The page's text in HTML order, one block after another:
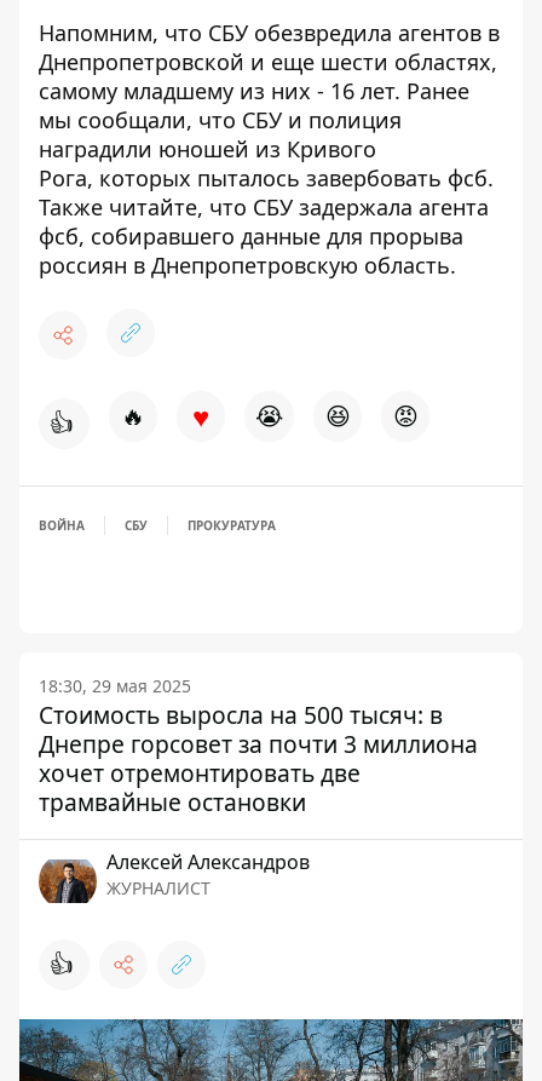
Напомним, что СБУ обезвредила агентов в
Днепропетровской и еще шести областях,
самому младшему из них - 16 лет. Ранее
мы сообщали, что СБУ и полиция
наградили юношей из Кривого
Рога, которых пыталось завербовать фсб.
Также читайте, что СБУ задержала агента
фсб, собиравшего данные для прорыва
россиян в Днепропетровскую область.
👍 🔥 ♥ 😭 😆 😡
ВОЙНА СБУ ПРОКУРАТУРА
18:30, 29 мая 2025
Стоимость выросла на 500 тысяч: в
Днепре горсовет за почти 3 миллиона
хочет отремонтировать две
трамвайные остановки
Алексей Александров
ЖУРНАЛИСТ
👍